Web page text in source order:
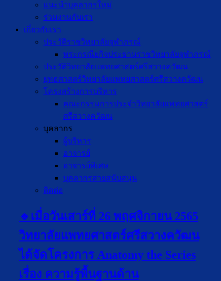
แนะนำบุคลากรใหม่
ร่วมงานกับเรา
เกี่ยวกับเรา
ประวัติราชวิทยาลัยจุฬาภรณ์
พระกรณียกิจประธานราชวิทยาลัยจุฬาภรณ์
ประวัติวิทยาลัยแพทยศาสตร์ศรีสวางควัฒน
ยุทธศาสตร์วิทยาลัยแพทยศาสตร์ศรีสวางควัฒน
โครงสร้างการบริหาร
คณะกรรมการประจำวิทยาลัยแพทยศาสตร์
ศรีสวางควัฒน
บุคลากร
ผู้บริหาร
อาจารย์
อาจารย์พิเศษ
บุคลากรสายสนับสนุน
ติดต่อ
🔹เมื่อวันเสาร์ที่ 26 พฤศจิกายน 2565
วิทยาลัยแพทยศาสตร์ศรีสวางควัฒน
ได้จัดโครงการ Anatomy the Series
เรื่อง ความรู้พื้นฐานด้าน